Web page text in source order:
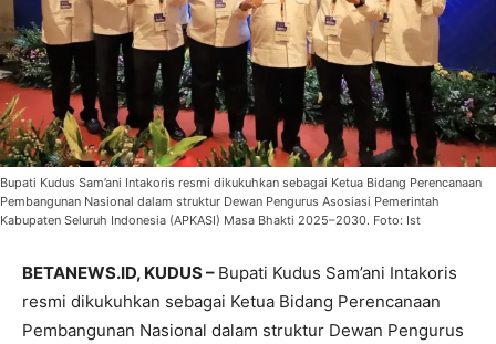
Bupati Kudus Sam’ani Intakoris resmi dikukuhkan sebagai Ketua Bidang Perencanaan
Pembangunan Nasional dalam struktur Dewan Pengurus Asosiasi Pemerintah
Kabupaten Seluruh Indonesia (APKASI) Masa Bhakti 2025–2030. Foto: Ist
BETANEWS.ID, KUDUS – Bupati Kudus Sam’ani Intakoris
resmi dikukuhkan sebagai Ketua Bidang Perencanaan
Pembangunan Nasional dalam struktur Dewan Pengurus